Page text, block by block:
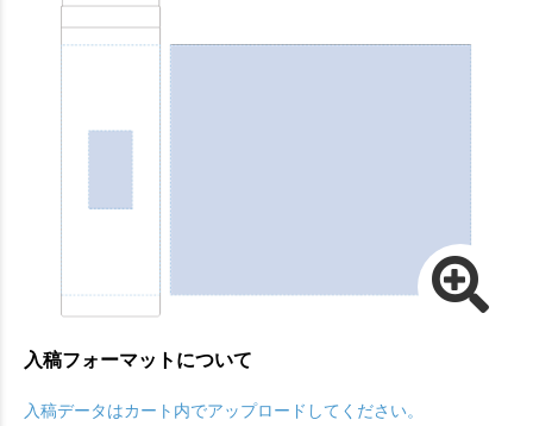
入稿フォーマットについて
入稿データはカート内でアップロードしてください。